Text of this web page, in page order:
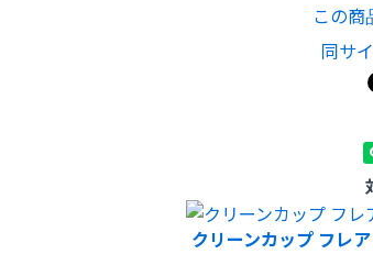
この商
同サ
クリーンカップ フレ